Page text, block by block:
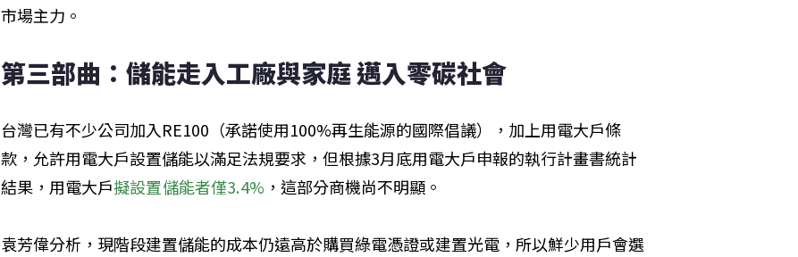
市場主力。
第三部曲：儲能走入工廠與家庭 邁入零碳社會
台灣已有不少公司加入RE100（承諾使用100%再生能源的國際倡議），加上用電大戶條
款，允許用電大戶設置儲能以滿足法規要求，但根據3月底用電大戶申報的執行計畫書統計
結果，用電大戶擬設置儲能者僅3.4% ，這部分商機尚不明顯。
袁芳偉分析，現階段建置儲能的成本仍遠高於購買綠電憑證或建置光電，所以鮮少用戶會選